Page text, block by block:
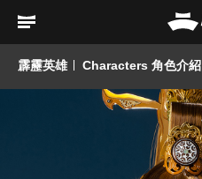
霹靂英雄 Characters 角色介紹